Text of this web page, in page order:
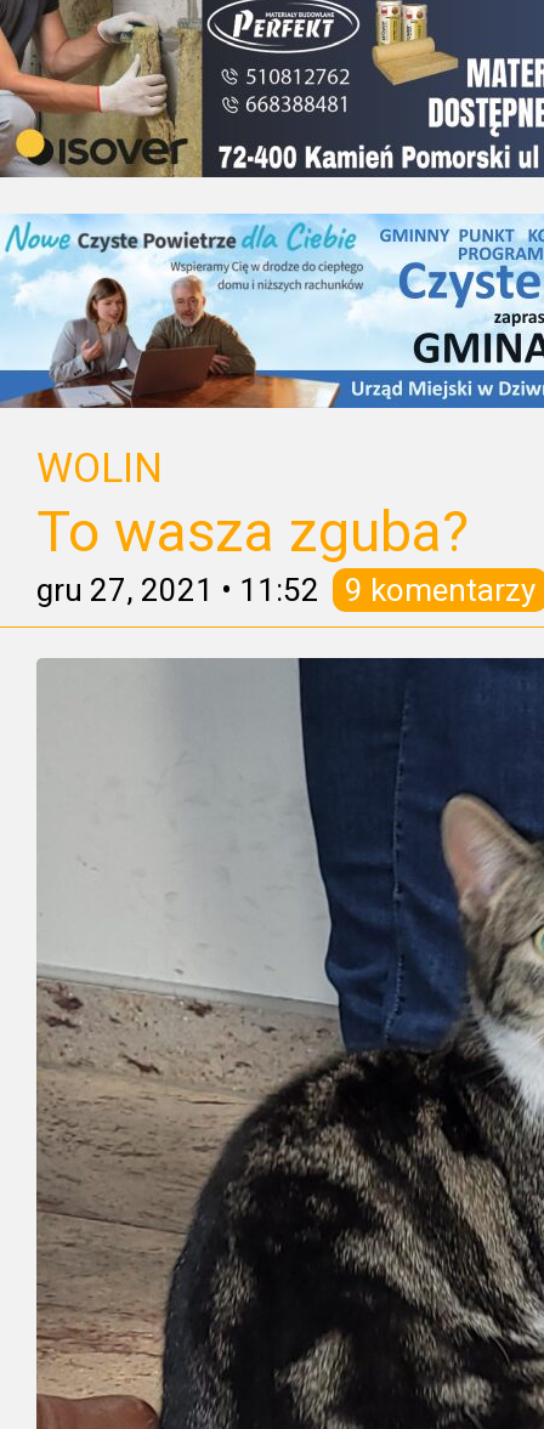
WOLIN
To wasza zguba?
gru 27, 2021 • 11:52 9 komentarzy